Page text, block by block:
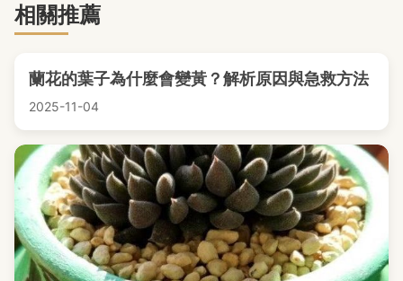
相關推薦
蘭花的葉子為什麼會變黃？解析原因與急救方法
2025-11-04